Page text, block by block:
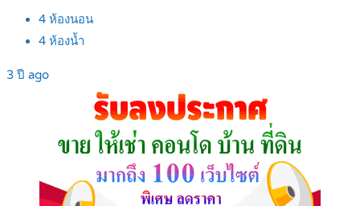
4 ห้องนอน
4 ห้องน้ำ
3 ปี ago